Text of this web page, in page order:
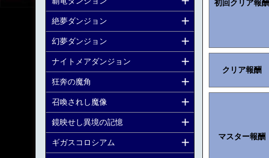
初回クリア報酬
クリア報酬
マスター報酬
絶夢ダンジョン
幻夢ダンジョン
ナイトメアダンジョン
狂奔の魔角
召喚されし魔像
鏡映せし異境の記憶
ギガスコロシアム